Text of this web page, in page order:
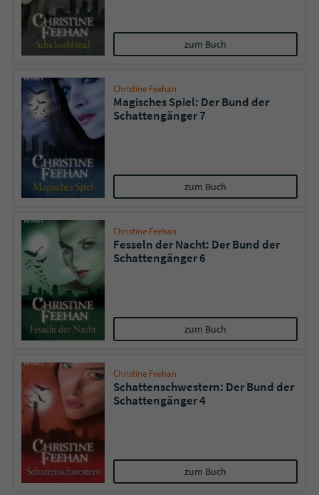
zum Buch
Christine Feehan
Magisches Spiel: Der Bund der
Schattengänger 7
zum Buch
Christine Feehan
Fesseln der Nacht: Der Bund der
Schattengänger 6
zum Buch
Christine Feehan
Schattenschwestern: Der Bund der
Schattengänger 4
zum Buch